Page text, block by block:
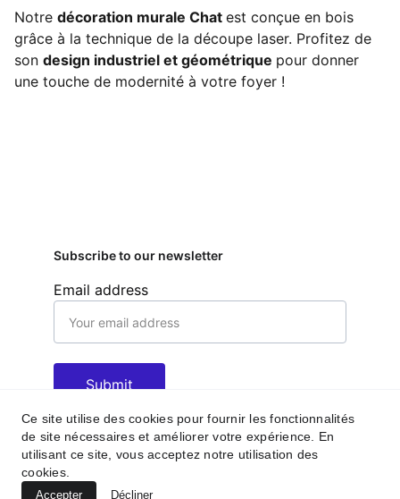
Notre décoration murale Chat est conçue en bois
grâce à la technique de la découpe laser. Profitez de
son design industriel et géométrique pour donner
une touche de modernité à votre foyer !
Contacts
Email address
Submit
benoitliot14@gmail.com
Réseaux sociaux
Subscribe to our newsletter
Ce site utilise des cookies pour fournir les fonctionnalités
de site nécessaires et améliorer votre expérience. En
utilisant ce site, vous acceptez notre utilisation des
cookies.
Accepter Décliner